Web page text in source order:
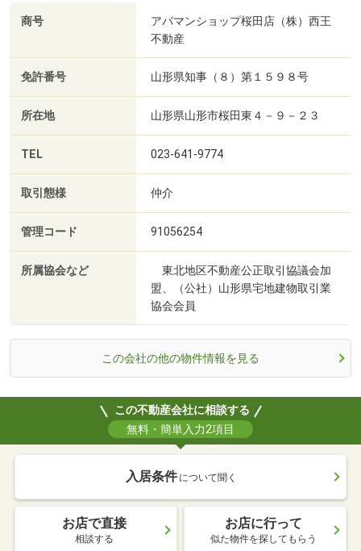
商号
アパマンショップ桜田店（株）西王
不動産
免許番号 山形県知事（８）第１５９８号
所在地 山形県山形市桜田東４－９－２３
TEL 023-641-9774
取引態様 仲介
管理コード 91056254
所属協会など
東北地区不動産公正取引協議会加
盟、（公社）山形県宅地建物取引業
協会会員
この会社の他の物件情報を見る
この不動産会社に相談する
無料・簡単入力2項目
入居条件 について聞く
お店で直接
相談する
お店に行って
似た物件を探してもらう